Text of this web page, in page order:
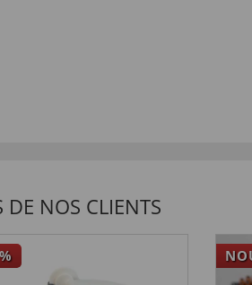
DE NOS CLIENTS
%